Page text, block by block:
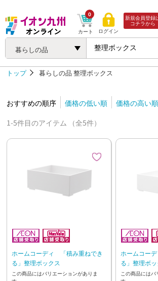
暮らしの品
カート
0
ログイン
新規会員登録
コチラから
トップ 暮らしの品 整理ボックス
おすすめの順序 価格の低い順
価格の高い順
1-5件目のアイテム （全5件）
ホームコーディ 「積み重ねでき
る」整理ボックス
この商品にはバリエーションがありま
ホームコー
る」整理ボッ
この商品にはバ